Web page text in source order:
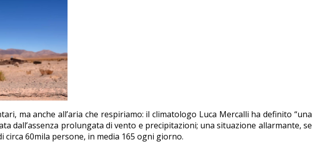
ma anche all’aria che respiriamo: il climatologo Luca Mercalli ha definito “una
dall’assenza prolungata di vento e precipitazioni; una situazione allarmante, se
60mila persone, in media 165 ogni giorno.